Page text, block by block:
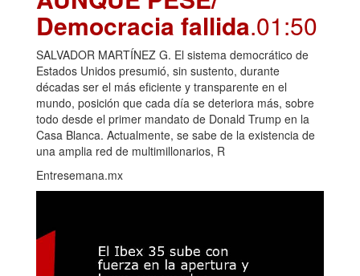
Democracia fallida.01:50
SALVADOR MARTÍNEZ G. El sistema democrático de
Estados Unidos presumió, sin sustento, durante
décadas ser el más eficiente y transparente en el
mundo, posición que cada día se deteriora más, sobre
todo desde el primer mandato de Donald Trump en la
Casa Blanca. Actualmente, se sabe de la existencia de
una amplia red de multimillonarios, R
Entresemana.mx